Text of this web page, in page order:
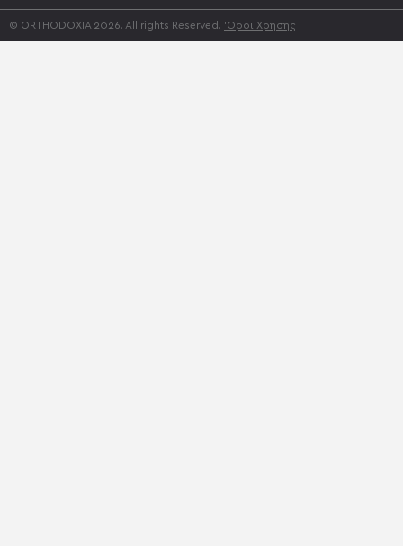
© ORTHODOXIA 2026. All rights Reserved. 'Οροι Χρήσης